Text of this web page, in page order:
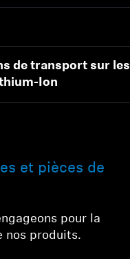
de transport sur les
Ion
et pièces de
pour la
nos produits.